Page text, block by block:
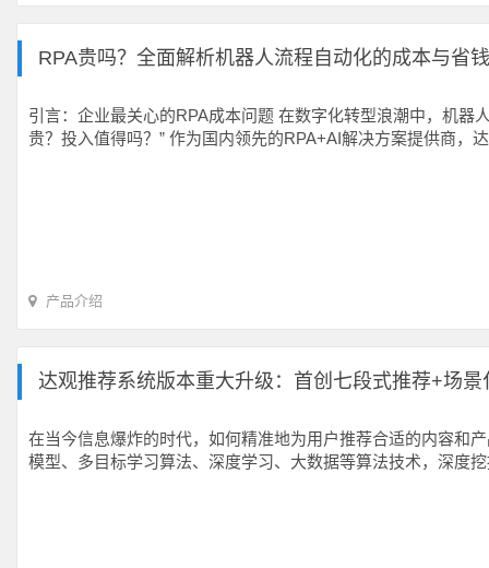
RPA贵吗？全面解析机器人流程自动化的成本与省
引言：企业最关心的RPA成本问题 在数字化转型浪潮中，机器
贵？投入值得吗？” 作为国内领先的RPA+AI解决方案提供商
产品介绍
达观推荐系统版本重大升级：首创七段式推荐+场
在当今信息爆炸的时代，如何精准地为用户推荐合适的内容和
模型、多目标学习算法、深度学习、大数据等算法技术，深度